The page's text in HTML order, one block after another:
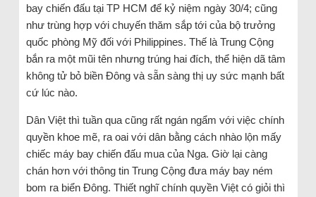
bay chiến đấu tại TP HCM để kỷ niệm ngày 30/4; cũng
như trùng hợp với chuyến thăm sắp tới của bộ trưởng
quốc phòng Mỹ đối với Philippines. Thế là Trung Cộng
bắn ra một mũi tên nhưng trúng hai đích, thể hiện dã tâm
không tử bỏ biền Đông và sẵn sàng thị uy sức mạnh bất
cứ lúc nào.
Dân Việt thì tuần qua cũng rất ngán ngẩm với việc chính
quyền khoe mẽ, ra oai với dân bằng cách nhào lộn mấy
chiếc máy bay chiến đấu mua của Nga. Giờ lại càng
chán hơn với thông tin Trung Cộng đưa máy bay ném
bom ra biển Đông. Thiết nghĩ chính quyền Việt có giỏi thì